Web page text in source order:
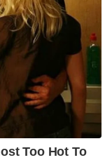
Too Hot To